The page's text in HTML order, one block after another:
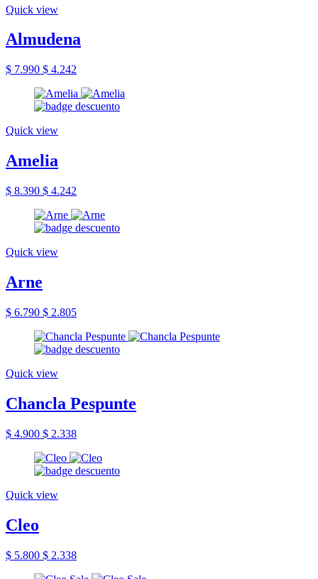
Quick view
Almudena
$ 7.990 $ 4.242
Quick view
Amelia
$ 8.390 $ 4.242
Quick view
Arne
$ 6.790 $ 2.805
Quick view
Chancla Pespunte
$ 4.900 $ 2.338
Quick view
Cleo
$ 5.800 $ 2.338